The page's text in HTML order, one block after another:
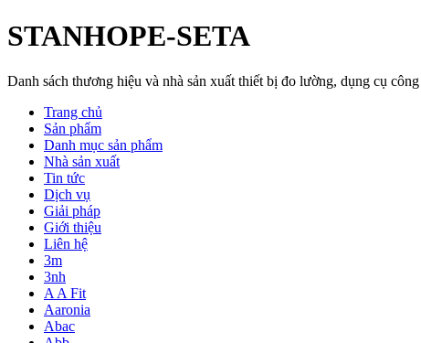
STANHOPE-SETA
Danh sách thương hiệu và nhà sản xuất thiết bị đo lường, dụng cụ
Trang chủ
Sản phẩm
Danh mục sản phẩm
Nhà sản xuất
Tin tức
Dịch vụ
Giải pháp
Giới thiệu
Liên hệ
3m
3nh
A A Fit
Aaronia
Abac